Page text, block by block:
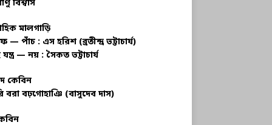
বিশ্বাস
মালগাড়ি
— পাঁচ : এস হরিশ (ব্রতীন্দ্র ভট্টাচার্য)
যন্ত্র — নয় : সৈকত ভট্টাচার্য
কেবিন
বরা বঢ়গোহাঞি (বাসুদেব দাস)